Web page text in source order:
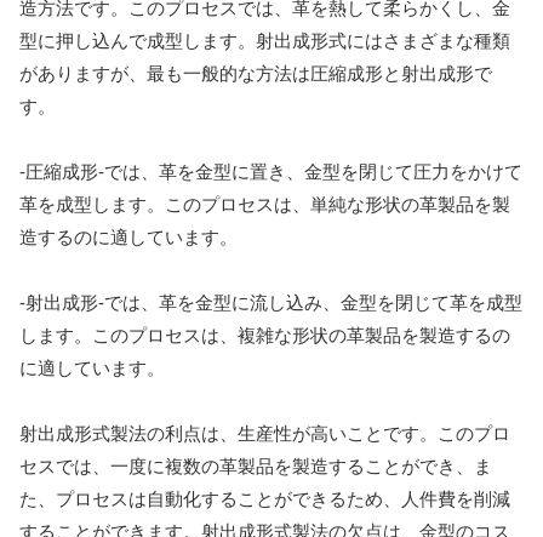
造方法です。このプロセスでは、革を熱して柔らかくし、金
型に押し込んで成型します。射出成形式にはさまざまな種類
がありますが、最も一般的な方法は圧縮成形と射出成形で
す。
-圧縮成形-では、革を金型に置き、金型を閉じて圧力をかけて
革を成型します。このプロセスは、単純な形状の革製品を製
造するのに適しています。
-射出成形-では、革を金型に流し込み、金型を閉じて革を成型
します。このプロセスは、複雑な形状の革製品を製造するの
に適しています。
射出成形式製法の利点は、生産性が高いことです。このプロ
セスでは、一度に複数の革製品を製造することができ、ま
た、プロセスは自動化することができるため、人件費を削減
することができます。射出成形式製法の欠点は、金型のコス